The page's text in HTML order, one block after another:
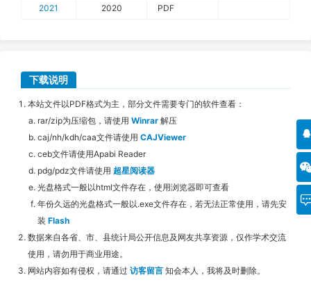
2021 2020 PDF
下载说明
本站文件以PDF格式为主，部分文件需要专门的软件查看：
rar/zip为压缩包，请使用 Winrar 解压
caj/nh/kdh/caa文件请使用 CAJViewer
ceb文件请使用Apabi Reader
pdg/pdz文件请使用 超星阅读器
光盘格式一般以html文件存在，使用浏览器即可查看
年份久远的光盘格式一般以.exe文件存在，若无法正常使用，请先安
装 Flash
数据来自各省、市、县统计局公开信息及网友共享资源，仅作学术交流
使用，请勿用于商业用途。
网站内容如有侵权，请通过 访客留言 知会本人，我将及时删除。